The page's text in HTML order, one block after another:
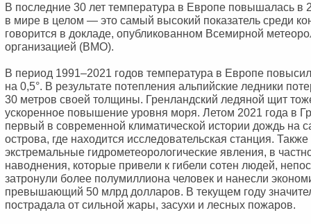
В последние 30 лет температура в Европе повышалась в
в мире в целом — это самый высокий показатель среди
говорится в докладе, опубликованном Всемирной
организацией (ВМО).
В период 1991–2021 годов температура в Европе
на 0,5°. В результате потепления альпийские ледники
30 метров своей толщины. Гренландский ледяной щит
ускоренное повышение уровня моря. Летом 2021 года в
первый в современной климатической истории дождь на
острова, где находится исследовательская станция. Также
экстремальные гидрометеорологические явления, в
наводнения, которые привели к гибели сотен людей,
затронули более полумиллиона человек и нанесли
превышающий 50 млрд долларов. В текущем году
пострадала от сильной жары, засухи и лесных пожаров.